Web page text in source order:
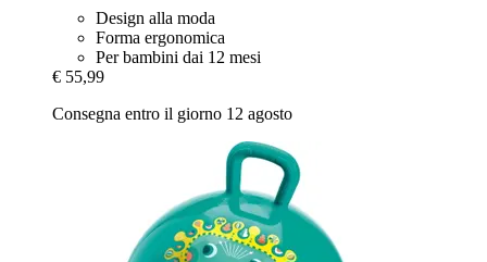
Design alla moda
Forma ergonomica
Per bambini dai 12 mesi
€ 55,99
Consegna entro il giorno 12 agosto